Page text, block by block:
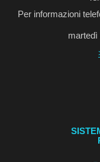
Per informazioni
martedì